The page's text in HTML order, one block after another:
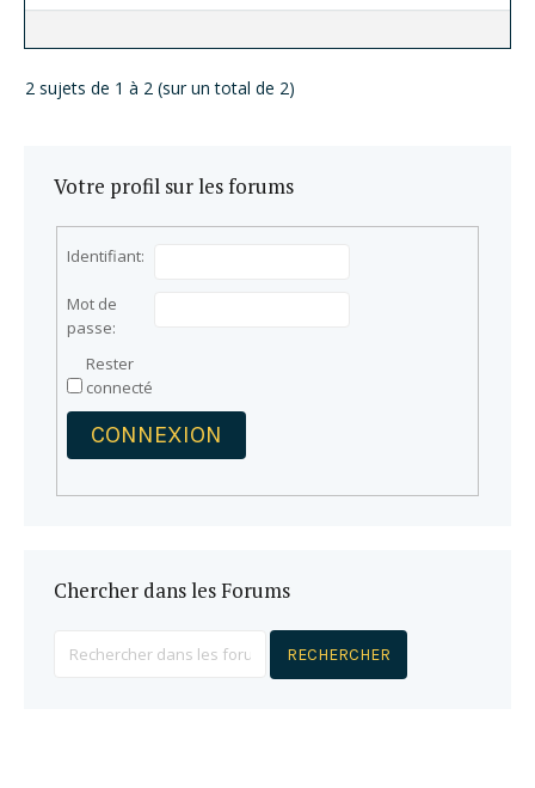
2 sujets de 1 à 2 (sur un total de 2)
Votre profil sur les forums
Identifiant:
Mot de
passe:
Rester
connecté
CONNEXION
Chercher dans les Forums